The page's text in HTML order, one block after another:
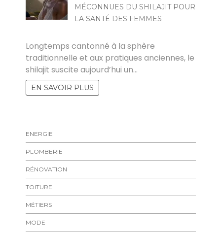
MÉCONNUES DU SHILAJIT POUR
LA SANTÉ DES FEMMES
Longtemps cantonné à la sphère
traditionnelle et aux pratiques anciennes, le
shilajit suscite aujourd’hui un…
EN SAVOIR PLUS
ENERGIE
PLOMBERIE
RÉNOVATION
TOITURE
MÉTIERS
MODE